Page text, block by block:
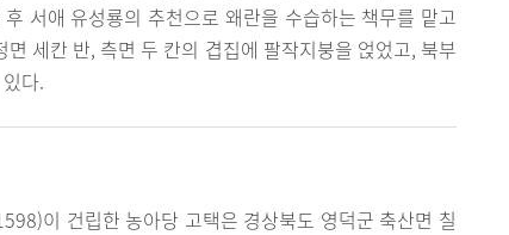
서애 유성룡의 추천으로 왜란을 수습하는 책무를 맡고
세칸 반, 측면 두 칸의 겹집에 팔작지붕을 얹었고, 북부
다.
이 건립한 농아당 고택은 경상북도 영덕군 축산면 칠